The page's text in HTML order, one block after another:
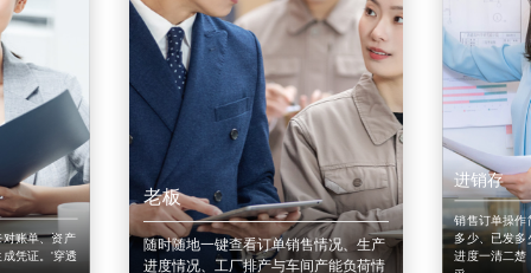
账单、资产
凭证。'穿透
老板
随时随地一键查看订单销售情况、生产
进度情况、工厂排产与车间产能负荷情
进销存
销售订单操作
多少、已发多
进度一清二楚